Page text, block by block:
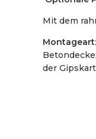
Mit dem
Montageart
der